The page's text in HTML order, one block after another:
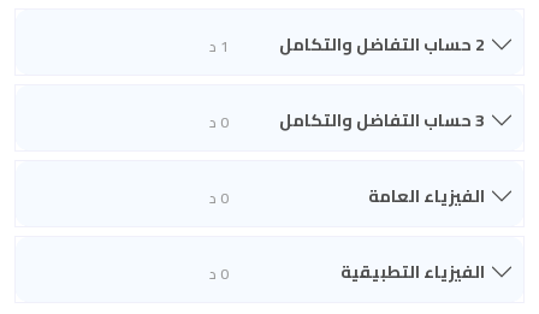
2 حساب التفاضل والتكامل 1 د
3 حساب التفاضل والتكامل 0 د
الفيزياء العامة 0 د
الفيزياء التطبيقية 0 د